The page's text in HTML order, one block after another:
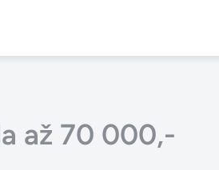
až 70 000,-